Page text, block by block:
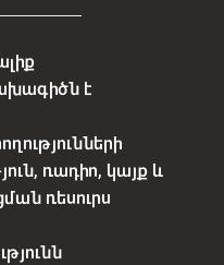
է
ռադիո, կայք և
ռեսուրս